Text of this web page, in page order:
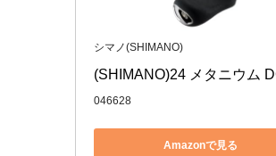
シマノ(SHIMANO)
(SHIMANO)24 メタニウム
046628
Amazonで見る